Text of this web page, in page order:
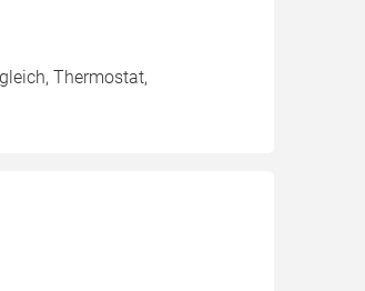
Thermostat,